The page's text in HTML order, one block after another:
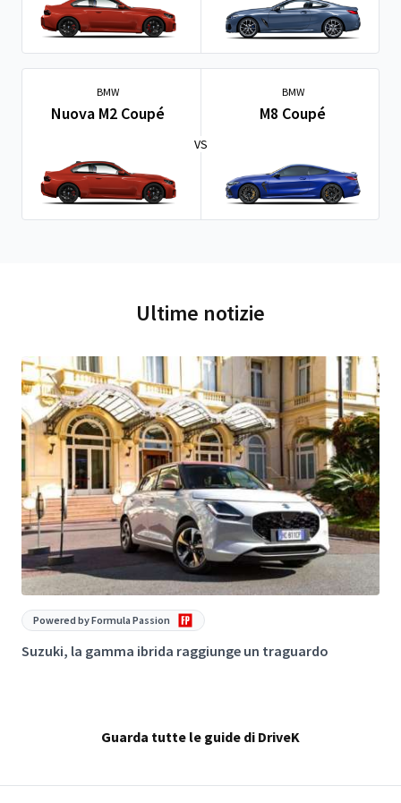
BMW
Nuova M2 Coupé
VS
BMW
M8 Coupé
Ultime notizie
Powered by Formula Passion
Suzuki, la gamma ibrida raggiunge un traguardo
Guarda tutte le guide di DriveK